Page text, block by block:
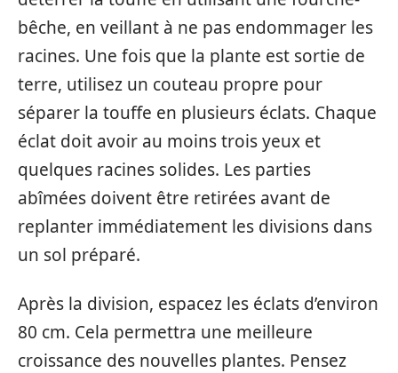
bêche, en veillant à ne pas endommager les
racines. Une fois que la plante est sortie de
terre, utilisez un couteau propre pour
séparer la touffe en plusieurs éclats. Chaque
éclat doit avoir au moins trois yeux et
quelques racines solides. Les parties
abîmées doivent être retirées avant de
replanter immédiatement les divisions dans
un sol préparé.
Après la division, espacez les éclats d’environ
80 cm. Cela permettra une meilleure
croissance des nouvelles plantes. Pensez